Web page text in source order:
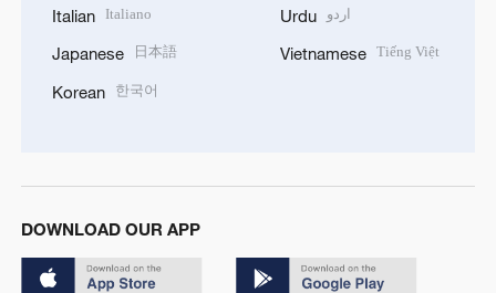
Italian Italiano
Japanese 日本語
Korean 한국어
Urdu اردو
Vietnamese Tiếng Việt
DOWNLOAD OUR APP